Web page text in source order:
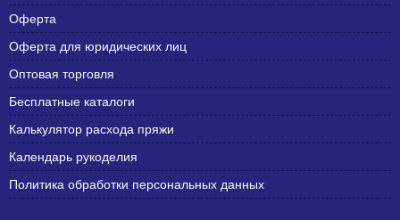
Оферта
Оферта для юридических лиц
Оптовая торговля
Бесплатные каталоги
Калькулятор расхода пряжи
Календарь рукоделия
Политика обработки персональных данных